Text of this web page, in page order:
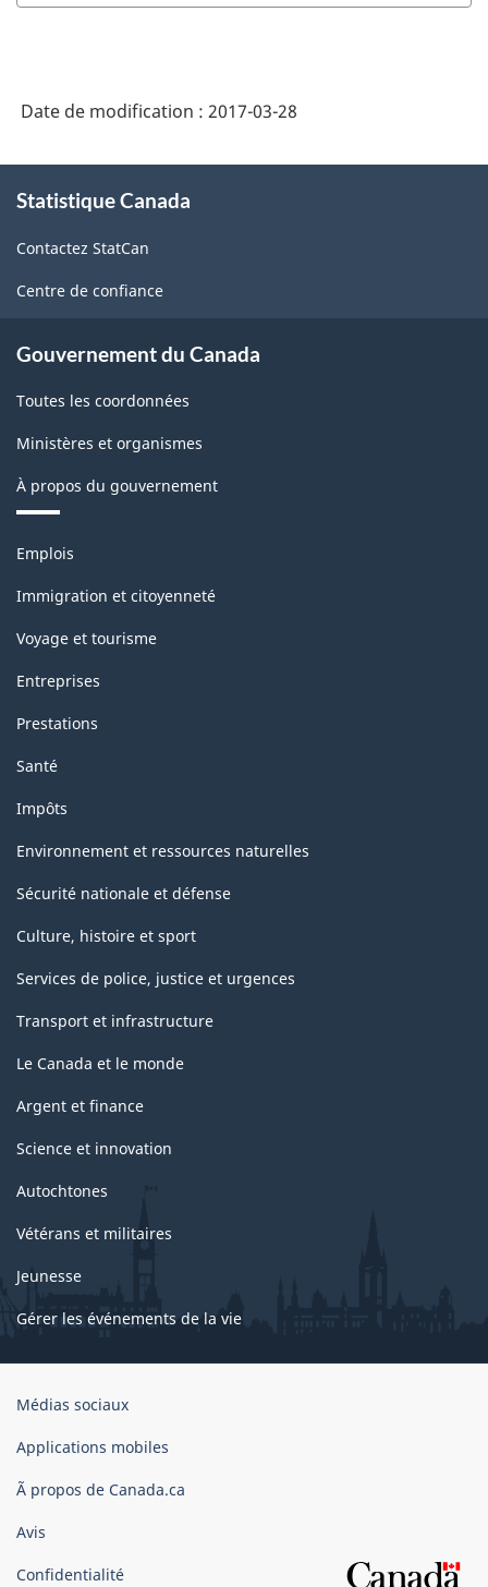
Programme
la
statistique
des
Date de modification : 2017-03-28
propos
ce
site
Statistique Canada
Contactez StatCan
Centre de confiance
Gouvernement du Canada
Toutes les coordonnées
Ministères et organismes
À propos du gouvernement
Thèmes
sujets
Emplois
Immigration et citoyenneté
Voyage et tourisme
Entreprises
Prestations
Santé
Impôts
Environnement et ressources naturelles
Sécurité nationale et défense
Culture, histoire et sport
Services de police, justice et urgences
Transport et infrastructure
Le Canada et le monde
Argent et finance
Science et innovation
Autochtones
Vétérans et militaires
Jeunesse
Gérer les événements de la vie
Organisation
gouvernement
Canada
Médias sociaux
Applications mobiles
Ã propos de Canada.ca
Avis
Confidentialité